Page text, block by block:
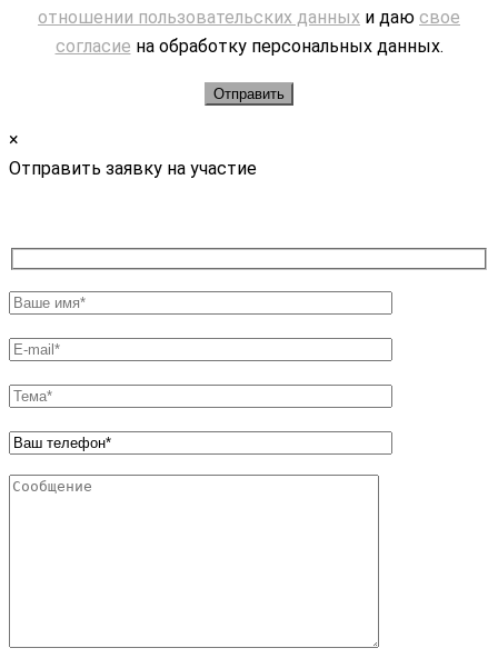
отношении пользовательских данных и даю свое
согласие на обработку персональных данных.
×
Отправить заявку на участие